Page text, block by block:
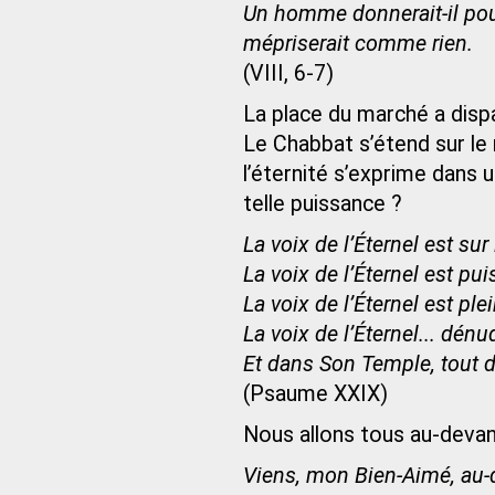
Un homme donnerait-il
mépriserait comme rien.
(VIII, 6-7)
La place du marché a
Le Chabbat s’étend sur
l’éternité s’exprime
telle puissance ?
La voix de l’Éternel est
La voix de l’Éternel est
La voix de l’Éternel est
La voix de l’Éternel...
Et dans Son Temple, tout
(Psaume XXIX)
Nous allons tous au-
Viens, mon Bien-Aimé,